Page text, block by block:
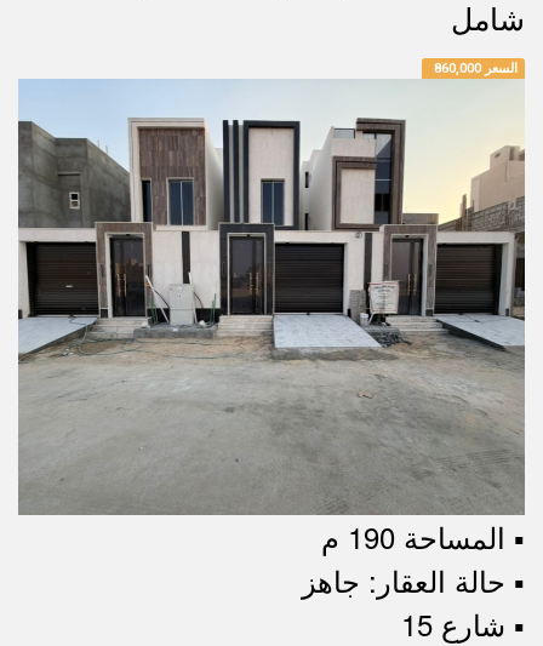
شامل
السعر 860,000
▪︎ المساحة 190 م
▪︎ حالة العقار: جاهز
▪︎ شارع 15